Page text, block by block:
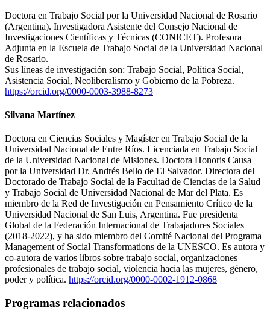
Doctora en Trabajo Social por la Universidad Nacional de Rosario
(Argentina). Investigadora Asistente del Consejo Nacional de
Investigaciones Científicas y Técnicas (CONICET). Profesora
Adjunta en la Escuela de Trabajo Social de la Universidad Nacional
de Rosario.
Sus líneas de investigación son: Trabajo Social, Política Social,
Asistencia Social, Neoliberalismo y Gobierno de la Pobreza.
https://orcid.org/0000-0003-3988-8273
Silvana Martínez
Doctora en Ciencias Sociales y Magíster en Trabajo Social de la
Universidad Nacional de Entre Ríos. Licenciada en Trabajo Social
de la Universidad Nacional de Misiones. Doctora Honoris Causa
por la Universidad Dr. Andrés Bello de El Salvador. Directora del
Doctorado de Trabajo Social de la Facultad de Ciencias de la Salud
y Trabajo Social de Universidad Nacional de Mar del Plata. Es
miembro de la Red de Investigación en Pensamiento Crítico de la
Universidad Nacional de San Luis, Argentina. Fue presidenta
Global de la Federación Internacional de Trabajadores Sociales
(2018-2022), y ha sido miembro del Comité Nacional del Programa
Management of Social Transformations de la UNESCO. Es autora y
co-autora de varios libros sobre trabajo social, organizaciones
profesionales de trabajo social, violencia hacia las mujeres, género,
poder y política. https://orcid.org/0000-0002-1912-0868
Programas relacionados